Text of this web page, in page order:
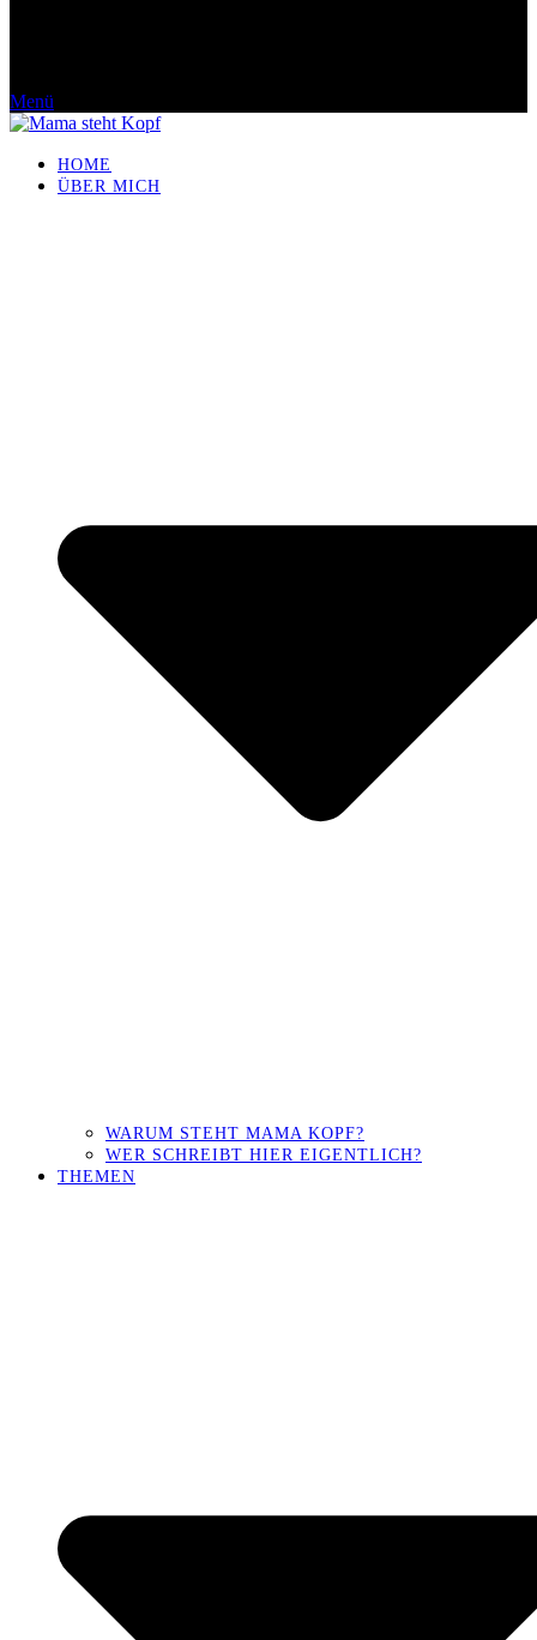
Menü
HOME
ÜBER MICH
WARUM STEHT MAMA KOPF?
WER SCHREIBT HIER EIGENTLICH?
THEMEN